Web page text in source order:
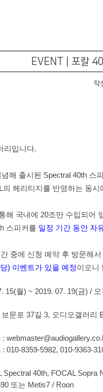
EVENT | 포칼
작
리입니다.
해 출시된 Spectral 40th 스
의 헤리티지를 반영하는 동시
해 국내에 20조만 수입되어
스피커를 일정 기간 동안 자
중에 신청 예약 후 방문해
) 이벤트가 있을 예정이오니
15(월) ~ 2019. 07. 19(금) /
문로 37길 3, 오디오갤러리
:
: 010-8359-5982, 010-9363-
Spectral 40th, FOCAL Sopra
또는 Metis7 / Roon